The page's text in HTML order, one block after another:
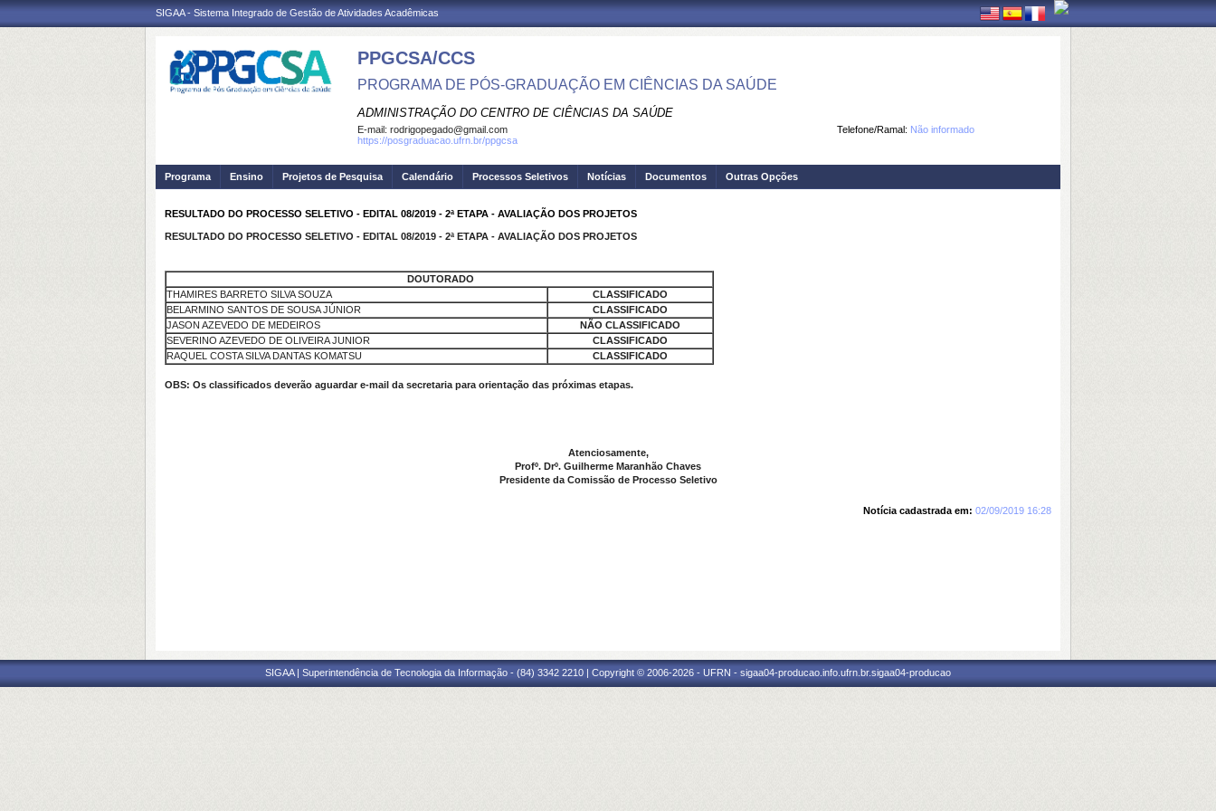
SIGAA - Sistema Integrado de Gestão de Atividades Acadêmicas
PPGCSA/CCS
PROGRAMA DE PÓS-GRADUAÇÃO EM CIÊNCIAS DA SAÚDE
ADMINISTRAÇÃO DO CENTRO DE CIÊNCIAS DA SAÚDE
Telefone/Ramal: Não informado
E-mail: rodrigopegado@gmail.com
https://posgraduacao.ufrn.br/ppgcsa
Programa Ensino Projetos de Pesquisa Calendário Processos Seletivos Notícias Documentos Outras Opções
RESULTADO DO PROCESSO SELETIVO - EDITAL 08/2019 - 2ª ETAPA - AVALIAÇÃO DOS PROJETOS
RESULTADO DO PROCESSO SELETIVO - EDITAL 08/2019 - 2ª ETAPA - AVALIAÇÃO DOS PROJETOS
DOUTORADO
THAMIRES BARRETO SILVA SOUZA
CLASSIFICADO
BELARMINO SANTOS DE SOUSA JÚNIOR
CLASSIFICADO
JASON AZEVEDO DE MEDEIROS
NÃO CLASSIFICADO
SEVERINO AZEVEDO DE OLIVEIRA JUNIOR
CLASSIFICADO
RAQUEL COSTA SILVA DANTAS KOMATSU
CLASSIFICADO
OBS: Os classificados deverão aguardar e-mail da secretaria para orientação das próximas etapas.
Atenciosamente,
Profº. Drº. Guilherme Maranhão Chaves
Presidente da Comissão de Processo Seletivo
Notícia cadastrada em: 02/09/2019 16:28
SIGAA | Superintendência de Tecnologia da Informação - (84) 3342 2210 | Copyright © 2006-2026 - UFRN - sigaa04-producao.info.ufrn.br.sigaa04-producao